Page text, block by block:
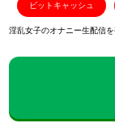
ビットキャッシュ
淫乱女子のオナニー生配信